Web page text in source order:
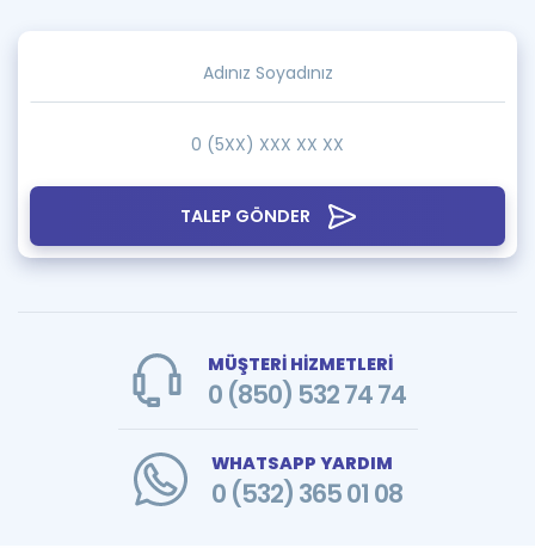
TALEP GÖNDER
MÜŞTERİ HİZMETLERİ
0 (850) 532 74 74
WHATSAPP YARDIM
0 (532) 365 01 08